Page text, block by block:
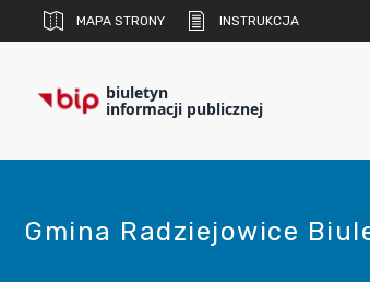
MAPA STRONY INSTRUKCJA
biuletyn
informacji publicznej
Gmina Radziejowice